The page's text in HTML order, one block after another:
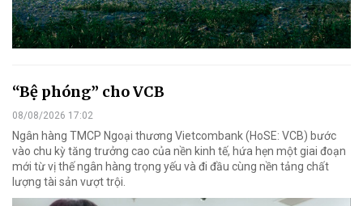
“Bệ phóng” cho VCB
08/08/2026 17:02
Ngân hàng TMCP Ngoại thương Vietcombank (HoSE: VCB) bước
vào chu kỳ tăng trưởng cao của nền kinh tế, hứa hẹn một giai đoạn
mới từ vị thế ngân hàng trọng yếu và đi đầu cùng nền tảng chất
lượng tài sản vượt trội.